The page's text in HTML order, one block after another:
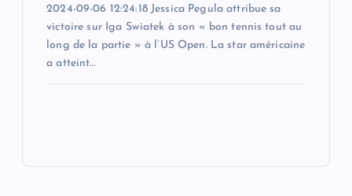
2024-09-06 12:24:18 Jessica Pegula attribue sa
victoire sur Iga Swiatek à son « bon tennis tout au
long de la partie » à l’US Open. La star américaine
a atteint…